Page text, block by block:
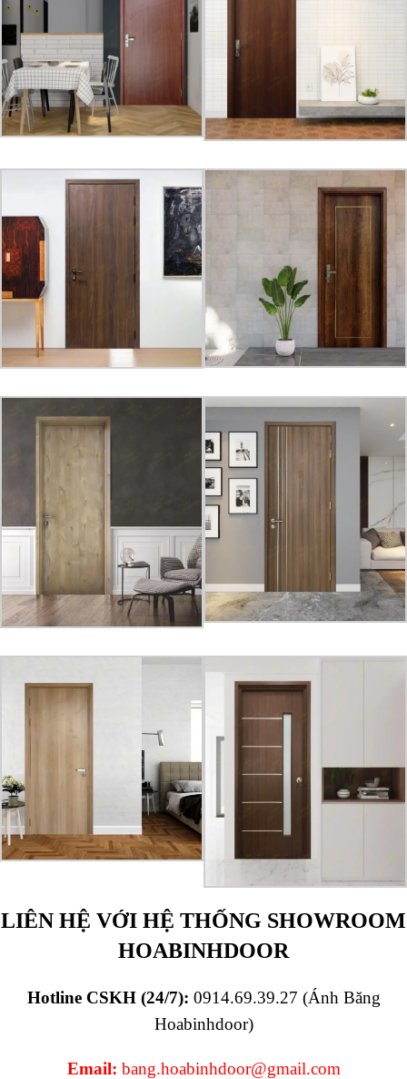
LIÊN HỆ VỚI HỆ THỐNG SHOWROOM
HOABINHDOOR
Hotline CSKH (24/7): 0914.69.39.27 (Ánh Băng
Hoabinhdoor)
Email: bang.hoabinhdoor@gmail.com